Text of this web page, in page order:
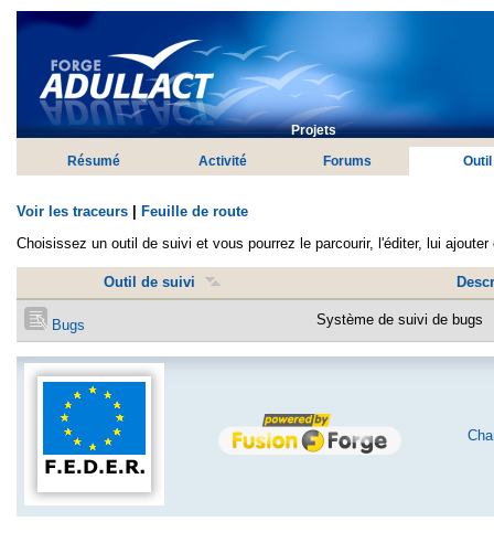
Projets
Résumé Activité Forums
Voir les traceurs | Feuille de route
Choisissez un outil de suivi et vous pourrez le parcourir, l'éditer, lui
Outil de suivi
Bugs Système de suivi de bugs